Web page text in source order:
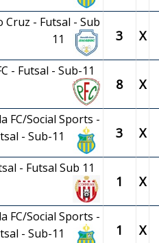
Cruz - Futsal - Sub
11
3 X
- Futsal - Sub-11
8 X
FC/Social Sports -
- Sub-11
3 X
- Futsal Sub 11
1 X
FC/Social Sports -
- Sub-11
1 X